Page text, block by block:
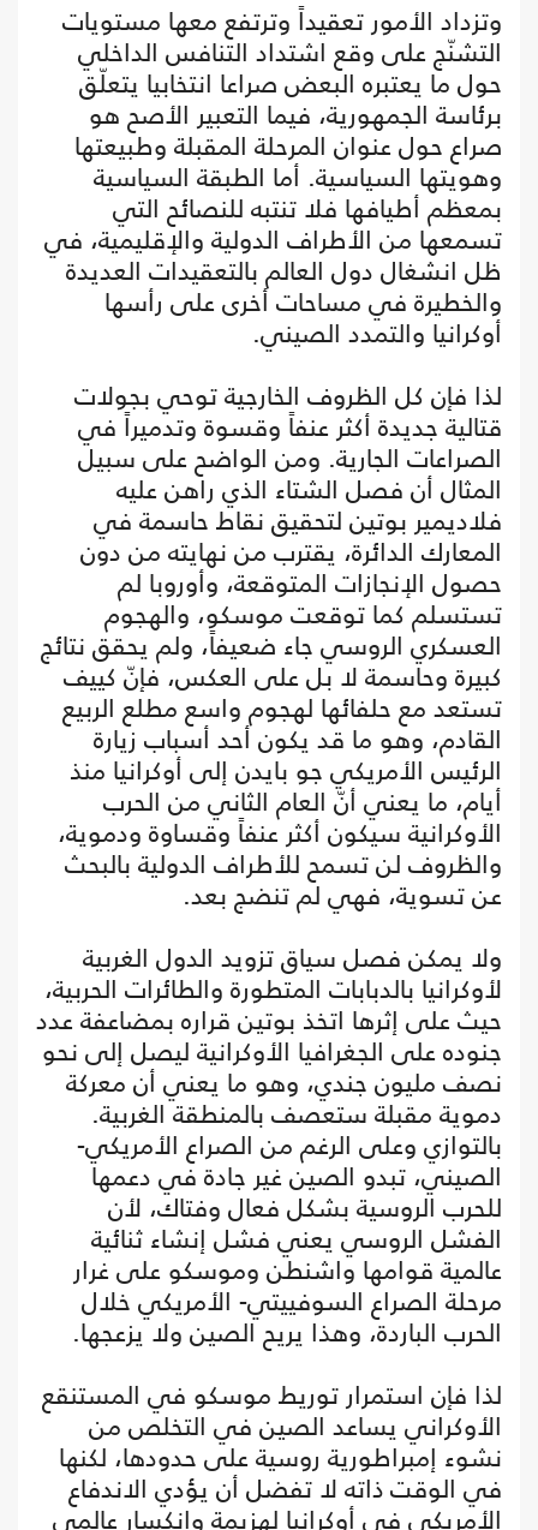
وتزداد الأمور تعقيداً وترتفع معها مستويات
التشنّج على وقع اشتداد التنافس الداخلي
حول ما يعتبره البعض صراعا انتخابيا يتعلّق
برئاسة الجمهورية، فيما التعبير الأصح هو
صراع حول عنوان المرحلة المقبلة وطبيعتها
وهويتها السياسية. أما الطبقة السياسية
بمعظم أطيافها فلا تنتبه للنصائح التي
تسمعها من الأطراف الدولية والإقليمية، في
ظل انشغال دول العالم بالتعقيدات العديدة
والخطيرة في مساحات أخرى على رأسها
أوكرانيا والتمدد الصيني.
لذا فإن كل الظروف الخارجية توحي بجولات
قتالية جديدة أكثر عنفاً وقسوة وتدميراً في
الصراعات الجارية. ومن الواضح على سبيل
المثال أن فصل الشتاء الذي راهن عليه
فلاديمير بوتين لتحقيق نقاط حاسمة في
المعارك الدائرة، يقترب من نهايته من دون
حصول الإنجازات المتوقعة، وأوروبا لم
تستسلم كما توقعت موسكو، والهجوم
العسكري الروسي جاء ضعيفاً، ولم يحقق نتائج
كبيرة وحاسمة لا بل على العكس، فإنّ كييف
تستعد مع حلفائها لهجوم واسع مطلع الربيع
القادم، وهو ما قد يكون أحد أسباب زيارة
الرئيس الأمريكي جو بايدن إلى أوكرانيا منذ
أيام، ما يعني أنّ العام الثاني من الحرب
الأوكرانية سيكون أكثر عنفاً وقساوة ودموية،
والظروف لن تسمح للأطراف الدولية بالبحث
عن تسوية، فهي لم تنضج بعد.
ولا يمكن فصل سياق تزويد الدول الغربية
لأوكرانيا بالدبابات المتطورة والطائرات الحربية،
حيث على إثرها اتخذ بوتين قراره بمضاعفة عدد
جنوده على الجغرافيا الأوكرانية ليصل إلى نحو
نصف مليون جندي، وهو ما يعني أن معركة
دموية مقبلة ستعصف بالمنطقة الغربية.
بالتوازي وعلى الرغم من الصراع الأمريكي-
الصيني، تبدو الصين غير جادة في دعمها
للحرب الروسية بشكل فعال وفتاك، لأن
الفشل الروسي يعني فشل إنشاء ثنائية
عالمية قوامها واشنطن وموسكو على غرار
مرحلة الصراع السوفييتي- الأمريكي خلال
الحرب الباردة، وهذا يريح الصين ولا يزعجها.
لذا فإن استمرار توريط موسكو في المستنقع
الأوكراني يساعد الصين في التخلص من
نشوء إمبراطورية روسية على حدودها، لكنها
في الوقت ذاته لا تفضل أن يؤدي الاندفاع
الأمريكي في أوكرانيا لهزيمة وانكسار عالمي